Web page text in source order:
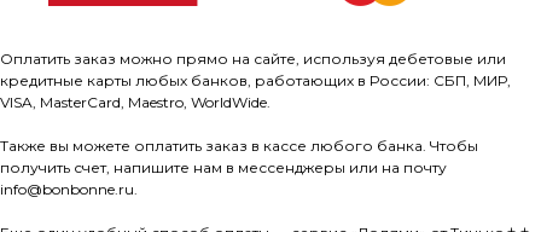
Оплатить заказ можно прямо на сайте, используя дебетовые или
кредитные карты любых банков, работающих в России: СБП, МИР,
VISA, MasterCard, Maestro, WorldWide.
Также вы можете оплатить заказ в кассе любого банка. Чтобы
получить счет, напишите нам в мессенджеры или на почту
info@bonbonne.ru.